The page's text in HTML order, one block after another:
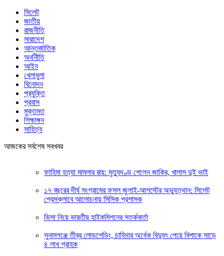
সিলেট
জাতীয়
রাজনীতি
সারাদেশ
আন্তর্জাতিক
অর্থনীতি
আইন
খেলাধুলা
বিনোদন
প্রযুক্তি
প্রবাস
মুক্তমত
শিক্ষাঙ্গন
সাহিত্য
আজকের সর্বশেষ সবখবর
ফাহিমা হত্যা মামলার রায়: মৃত্যুদণ্ড পেলেন জাকির, খালাস দুই ভাই
১৭ বছরের দীর্ঘ সংগ্রামের ফসল জুলাই-আগস্টের অভ্যুত্থান: সিলেট
প্রেসক্লাবে আলোচনায় সিসিক প্রশাসক
ভিসা নিয়ে ভারতীয় হাইকমিশনের সতর্কবার্তা
সুনামগঞ্জে তীব্র লোডশেডিং, চাহিদার অর্ধেক বিদ্যুৎ পেয়ে বিপাকে সাড়ে
৪ লাখ গ্রাহক